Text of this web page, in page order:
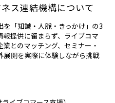
ス連結機構について
「知識・人脈・きっかけ」の3
提供に留まらず、ライブコマ
とのマッチング、セミナー・
展開を実際に体験しながら挑戦